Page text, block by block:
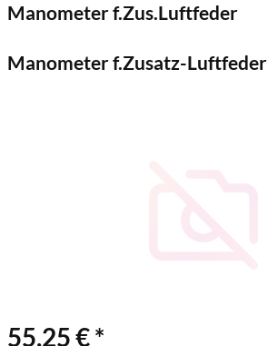
Manometer f.Zus.Luftfeder
Manometer f.Zusatz-Luftfeder
55,25 € *